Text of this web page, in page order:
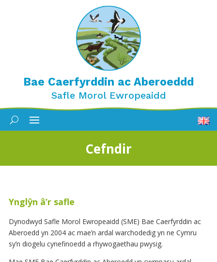
Bae Caerfyrddin ac Aberoeddd
Safle Morol Ewropeaidd
Cefndir
Ynglŷn â’r safle
Dynodwyd Safle Morol Ewropeaidd (SME) Bae Caerfyrddin ac
Aberoedd yn 2004 ac mae’n ardal warchodedig yn ne Cymru
sy’n diogelu cynefinoedd a rhywogaethau pwysig.